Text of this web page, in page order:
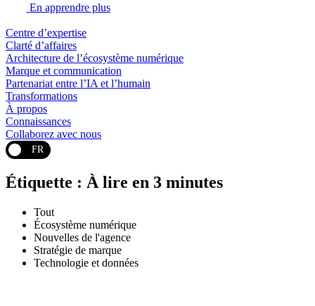
En apprendre plus
Centre d’expertise
Clarté d’affaires
Architecture de l’écosystème numérique
Marque et communication
Partenariat entre l’IA et l’humain
Transformations
À propos
Connaissances
Collaborez avec nous
FR
Étiquette : À lire en 3 minutes
Tout
Écosystème numérique
Nouvelles de l'agence
Stratégie de marque
Technologie et données